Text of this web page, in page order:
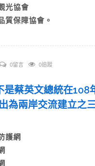
光協會
質保障協會。
0留言 0追蹤
是蔡英文總統在108
為兩岸交流建立之
護網